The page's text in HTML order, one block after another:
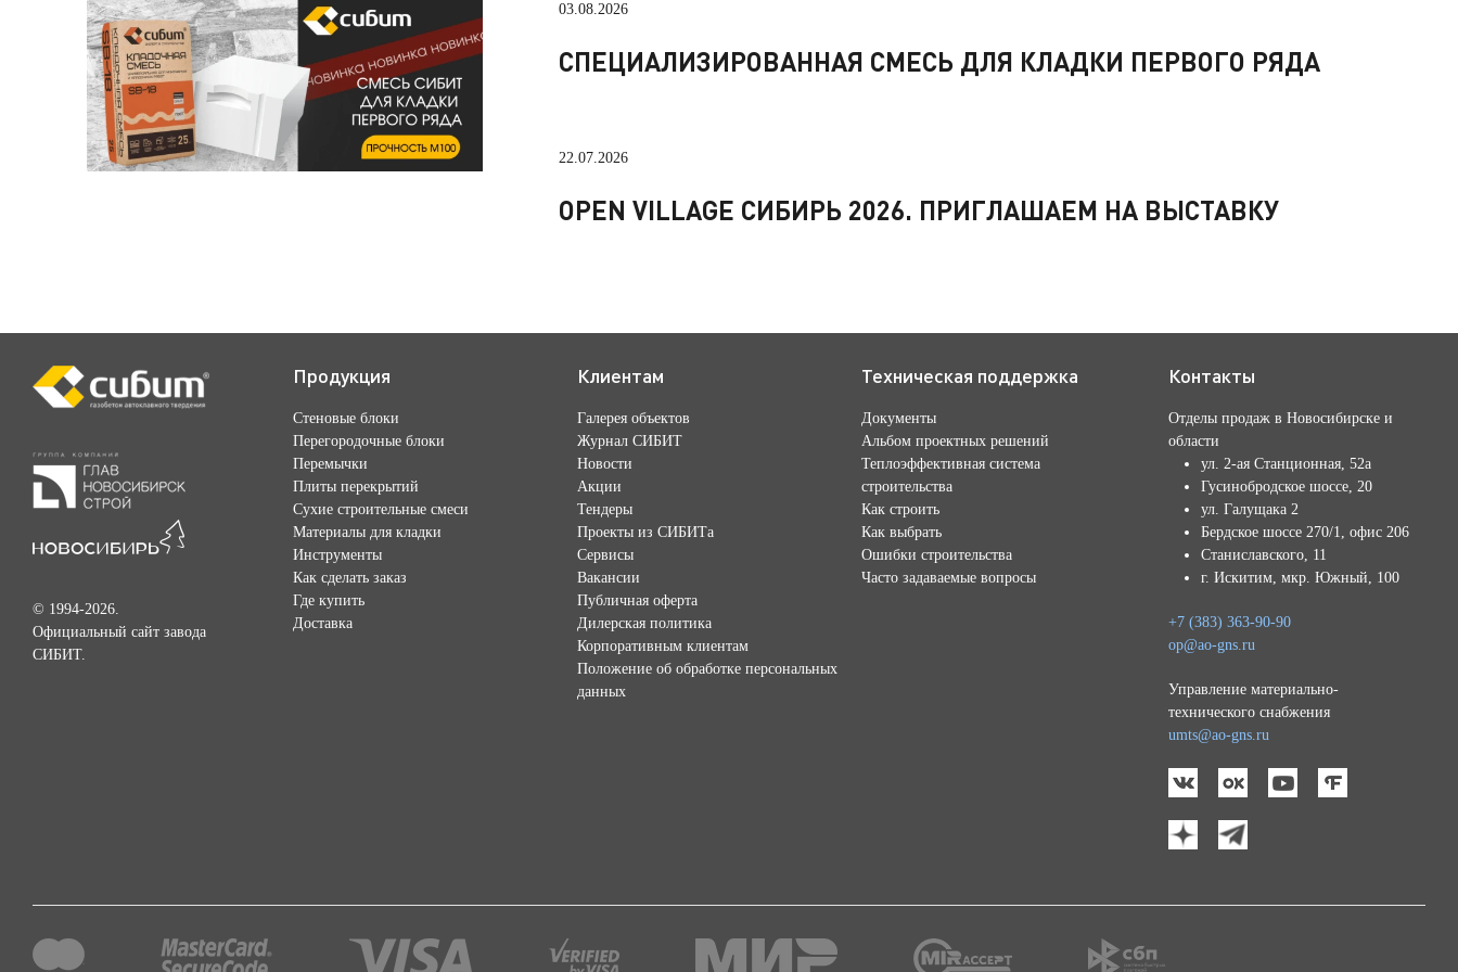
03.08.2026
СПЕЦИАЛИЗИРОВАННАЯ СМЕСЬ ДЛЯ КЛАДКИ ПЕРВОГО РЯДА
22.07.2026
OPEN VILLAGE СИБИРЬ 2026. ПРИГЛАШАЕМ НА ВЫСТАВКУ
© 1994-2026.
Официальный сайт завода
СИБИТ.
Продукция
Стеновые блоки
Перегородочные блоки
Перемычки
Плиты перекрытий
Сухие строительные смеси
Материалы для кладки
Инструменты
Как сделать заказ
Где купить
Доставка
Клиентам
Галерея объектов
Журнал СИБИТ
Новости
Акции
Тендеры
Проекты из СИБИТа
Сервисы
Вакансии
Публичная оферта
Дилерская политика
Корпоративным клиентам
Положение об обработке персональных
данных
Техническая поддержка
Документы
Альбом проектных решений
Теплоэффективная система
строительства
Как строить
Как выбрать
Ошибки строительства
Часто задаваемые вопросы
Контакты
Отделы продаж в Новосибирске и
области
ул. 2-ая Станционная, 52а
Гусинобродское шоссе, 20
ул. Галущака 2
Бердское шоссе 270/1, офис 206
Станиславского, 11
г. Искитим, мкр. Южный, 100
+7 (383) 363-90-90
op@ao-gns.ru
Управление материально-
технического снабжения
umts@ao-gns.ru